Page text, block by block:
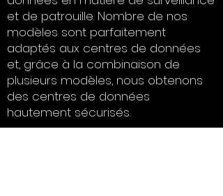
et de patrouille. Nombre de nos
modèles sont parfaitement
adaptés aux centres de données
et, grâce à la combinaison de
plusieurs modèles, nous obtenons
des centres de données
hautement sécurisés.